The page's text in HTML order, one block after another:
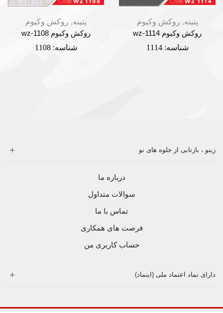
پتینه, روکش وکیوم
روکش وکیوم wz-1114
شناسه:1114
پتینه, روکش وکیوم
روکش وکیوم wz-1108
شناسه:1108
زینو ، بازتابی از جلوه های نو
درباره ما
سوالات متداول
تماس با ما
فرصت های همکاری
حساب کاربری من
دارای نماد اعتماد ملی (اینماد)